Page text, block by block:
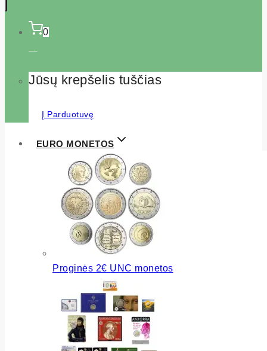
0
Jūsų krepšelis tuščias
Į Parduotuvę
EURO MONETOS
Proginės 2€ UNC monetos